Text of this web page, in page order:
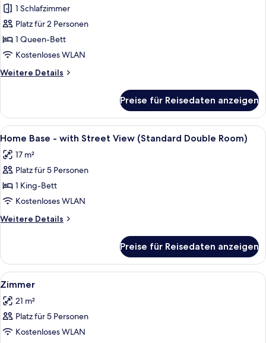
Putting
Green
Suite
anzeigen
1 Schlafzimmer
Platz für 2 Personen
1 Queen-Bett
Kostenloses WLAN
Weitere Details
Weitere
Green
Suite
Preise für Reisedaten anzeigen
Alle
Fotos
für
Home
Base
-
with
Street
(Standard
Double
Room)
anzeigen
Zimmersafe,
7
Home Base - with Street View (Standard Double Room)
17 m²
Platz für 5 Personen
1 King-Bett
Kostenloses WLAN
Weitere Details
Weitere
Base
with
View
(Standard
Room)
Preise für Reisedaten anzeigen
Alle
Fotos
für
Zimmer
anzeigen
Zimmersafe,
7
Zimmer
21 m²
Platz für 5 Personen
Kostenloses WLAN